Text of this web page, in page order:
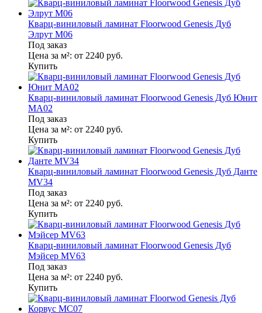
Кварц-виниловый ламинат Floorwood Genesis Дуб
Элрут M06
Под заказ
Цена за м²: от 2240 руб.
Купить
Кварц-виниловый ламинат Floorwood Genesis Дуб Юнит
MA02
Под заказ
Цена за м²: от 2240 руб.
Купить
Кварц-виниловый ламинат Floorwood Genesis Дуб Данте
MV34
Под заказ
Цена за м²: от 2240 руб.
Купить
Кварц-виниловый ламинат Floorwood Genesis Дуб
Мэйсер MV63
Под заказ
Цена за м²: от 2240 руб.
Купить